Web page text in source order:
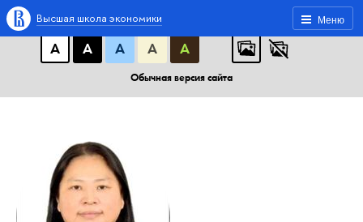
A A A АБB
АБB
А
А А А А
Обычная версия сайта
Меню
Высшая школа экономики